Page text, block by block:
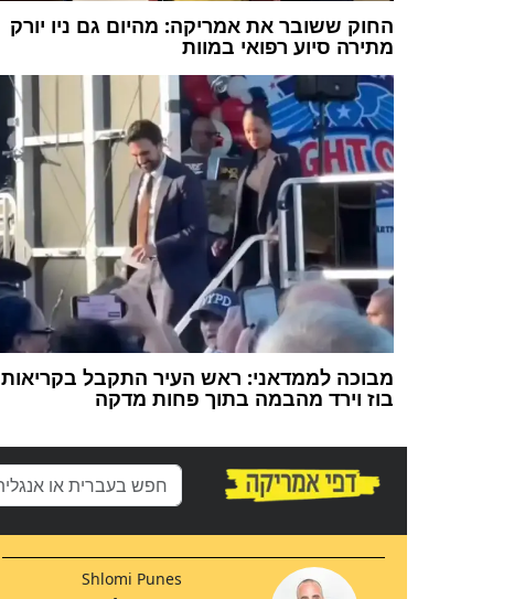
החוק ששובר את אמריקה: מהיום גם ניו יורק
מתירה סיוע רפואי במוות
מבוכה לממדאני: ראש העיר התקבל בקריאות
בוז וירד מהבמה בתוך פחות מדקה
Shlomi Punes